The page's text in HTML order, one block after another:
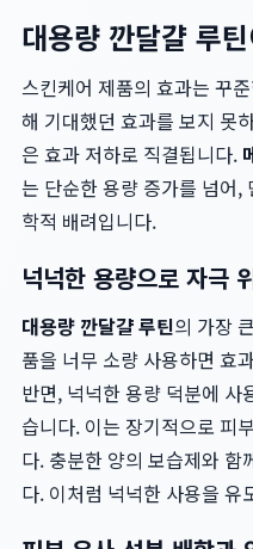
대용량 깐달걀 루
스킨케어 제품의 효과는 꾸
해 기대했던 효과를 보지 못
은 효과 저하로 직결됩니다.
는 단순한 용량 증가를 넘어,
학적 배려입니다.
넉넉한 용량으로 자극
대용량 깐달걀 루틴의 가장
품을 너무 소량 사용하면 효
반면, 넉넉한 용량 덕분에
습니다. 이는 장기적으로 피
다. 충분한 양의 보습제와 함
다. 이처럼 넉넉한 사용을